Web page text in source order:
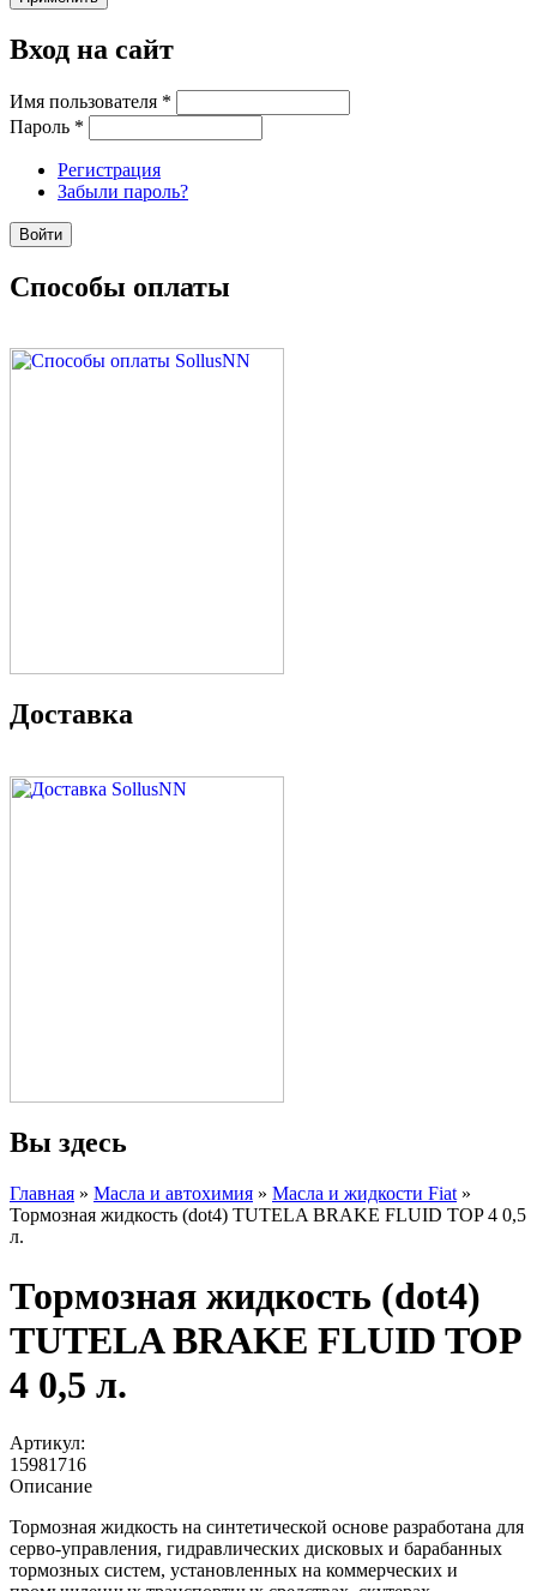
Вход на сайт
Имя пользователя *
Пароль *
Регистрация
Забыли пароль?
Способы оплаты
Доставка
Вы здесь
Главная » Масла и автохимия » Масла и жидкости Fiat »
Тормозная жидкость (dot4) TUTELA BRAKE FLUID TOP 4 0,5
л.
Тормозная жидкость (dot4)
TUTELA BRAKE FLUID TOP
4 0,5 л.
Артикул:
15981716
Описание
Тормозная жидкость на синтетической основе разработана для
серво-управления, гидравлических дисковых и барабанных
тормозных систем, установленных на коммерческих и